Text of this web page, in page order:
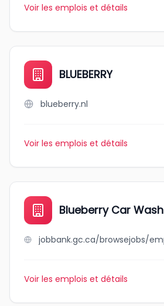
Voir les emplois et détails
BLUEBERRY
blueberry.nl
Voir les emplois et détails
Blueberry Car Wash
Voir les emplois et détails